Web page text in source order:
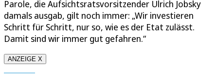
Parole, die Aufsichtsratsvorsitzender Ulrich Jobsky
damals ausgab, gilt noch immer: „Wir investieren
Schritt für Schritt, nur so, wie es der Etat zulässt.
Damit sind wir immer gut gefahren.“
ANZEIGE X